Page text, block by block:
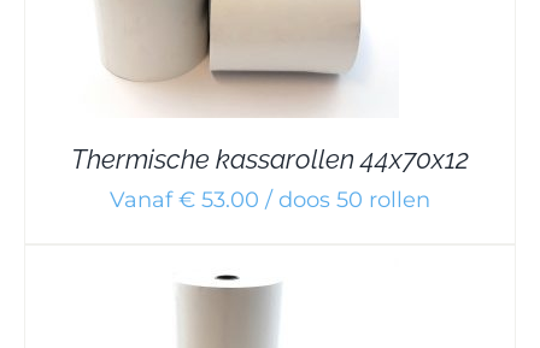
Thermische kassarollen 44x70x12
Vanaf € 53.00 / doos 50 rollen